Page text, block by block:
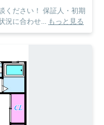
保証人・初期
況に合わせ...
もっと見る